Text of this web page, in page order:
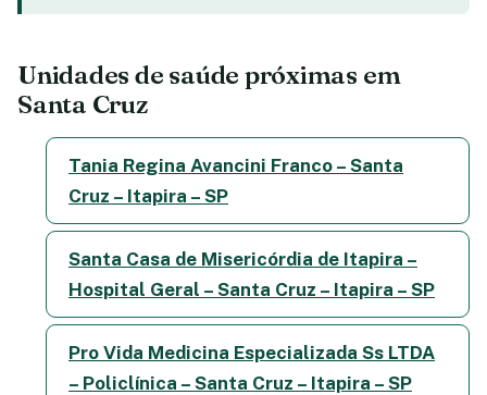
Unidades de saúde próximas em
Santa Cruz
Tania Regina Avancini Franco – Santa
Cruz – Itapira – SP
Santa Casa de Misericórdia de Itapira –
Hospital Geral – Santa Cruz – Itapira – SP
Pro Vida Medicina Especializada Ss LTDA
– Policlínica – Santa Cruz – Itapira – SP